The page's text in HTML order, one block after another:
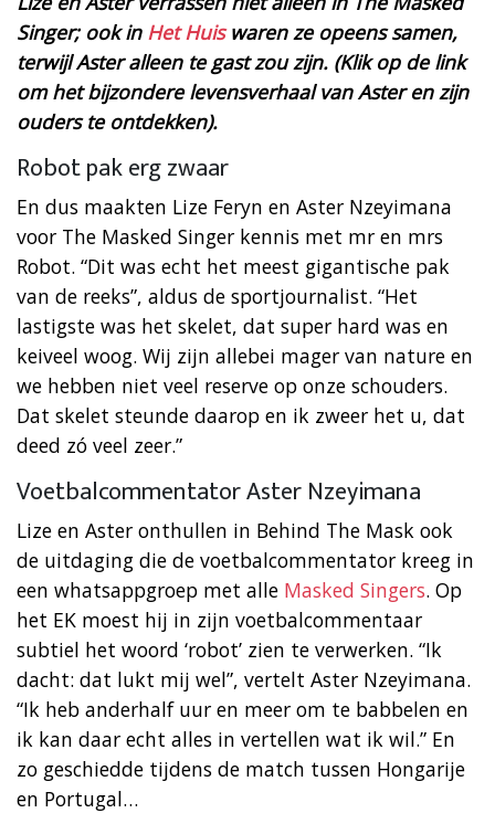
Singer; ook in Het Huiswaren ze opeens samen,
terwijl Aster alleen te gast zou zijn. (Klik op de link
om het bijzondere levensverhaal van Aster en zijn
ouders te ontdekken).
Robot pak erg zwaar
En dus maakten Lize Feryn en Aster Nzeyimana
voor The Masked Singer kennis met mr en mrs
Robot. “Dit was echt het meest gigantische pak
van de reeks”, aldus de sportjournalist. “Het
lastigste was het skelet, dat super hard was en
keiveel woog. Wij zijn allebei mager van nature en
we hebben niet veel reserve op onze schouders.
Dat skelet steunde daarop en ik zweer het u, dat
deed zó veel zeer.”
Voetbalcommentator Aster Nzeyimana
Lize en Aster onthullen in Behind The Mask ook
de uitdaging die de voetbalcommentator kreeg in
een whatsappgroep met alle Masked Singers. Op
het EK moest hij in zijn voetbalcommentaar
subtiel het woord ‘robot’ zien te verwerken. “Ik
dacht: dat lukt mij wel”, vertelt Aster Nzeyimana.
“Ik heb anderhalf uur en meer om te babbelen en
ik kan daar echt alles in vertellen wat ik wil.” En
zo geschiedde tijdens de match tussen Hongarije
en Portugal…